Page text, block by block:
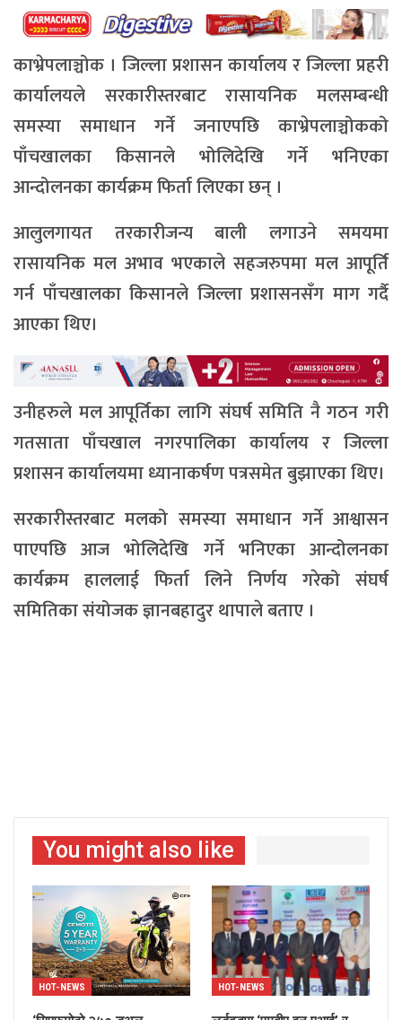
काभ्रेपलाञ्चोक । जिल्ला प्रशासन कार्यालय र जिल्ला प्रहरी
कार्यालयले सरकारीस्तरबाट रासायनिक मलसम्बन्धी
समस्या समाधान गर्ने जनाएपछि काभ्रेपलाञ्चोकको
पाँचखालका किसानले भोलिदेखि गर्ने भनिएका
आन्दोलनका कार्यक्रम फिर्ता लिएका छन् ।
आलुलगायत तरकारीजन्य बाली लगाउने समयमा
रासायनिक मल अभाव भएकाले सहजरुपमा मल आपूर्ति
गर्न पाँचखालका किसानले जिल्ला प्रशासनसँग माग गर्दै
आएका थिए।
उनीहरुले मल आपूर्तिका लागि संघर्ष समिति नै गठन गरी
गतसाता पाँचखाल नगरपालिका कार्यालय र जिल्ला
प्रशासन कार्यालयमा ध्यानाकर्षण पत्रसमेत बुझाएका थिए।
सरकारीस्तरबाट मलको समस्या समाधान गर्ने आश्वासन
पाएपछि आज भोलिदेखि गर्ने भनिएका आन्दोलनका
कार्यक्रम हाललाई फिर्ता लिने निर्णय गरेको संघर्ष
समितिका संयोजक ज्ञानबहादुर थापाले बताए ।
You might also like
HOT-NEWS HOT-NEWS